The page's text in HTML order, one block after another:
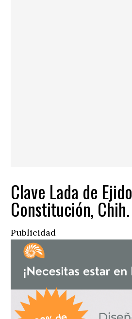
Clave Lada de Ejido
Constitución, Chih.
Publicidad